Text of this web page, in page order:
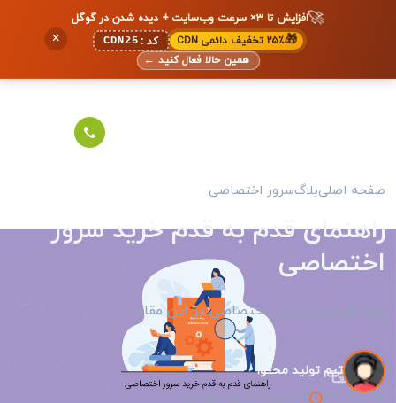
🚀افزایش تا ۳× سرعت وب‌سایت + دیده شدن در گوگل
🎁۲۵٪ تخفیف دائمی CDN کد: CDN25
همین حالا فعال کنید ←
×
صفحه اصلیبلاگسرور اختصاصی
راهنمای قدم به قدم خرید سرور
اختصاصی
راهنمای خرید سرور اختصاصی در این مقاله
تیم تولید محتوا